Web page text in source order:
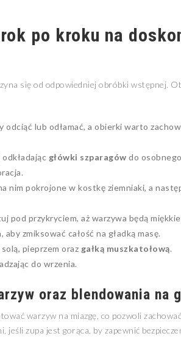
po kroku na
się od odpowiedniej obróbki wstępnej.
odciąć lub odłamać, a obierki warto
główki szparagów do
nim pokrojone w kostkę ziemniaki, a
pod przykryciem, aż warzywa będą
zmiksować całość na gładką masę.
pieprzem oraz gałką muszkatołową.
do wrzenia.
oraz blendowania na
warzyw na miazgę, co pozwoli
jeśli zupa jest gorąca, by zapewnić